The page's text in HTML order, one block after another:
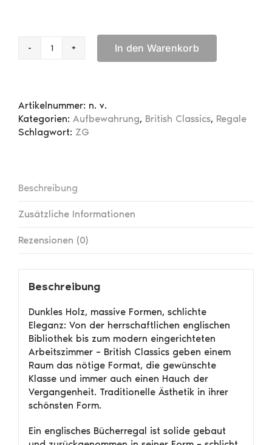
Regency
Schubladen
Menge
In den Warenkorb
Artikelnummer: n. v.
Kategorien: Aufbewahrung, British Classics, Regale
Schlagwort: ZG
Beschreibung
Zusätzliche Informationen
Rezensionen (0)
Beschreibung
Dunkles Holz, massive Formen, schlichte
Eleganz: Von der herrschaftlichen englischen
Bibliothek bis zum modern eingerichteten
Arbeitszimmer – British Classics geben einem
Raum das nötige Format, die gewünschte
Klasse und immer auch einen Hauch der
Vergangenheit. Traditionelle Ästhetik in ihrer
schönsten Form.
Ein englisches Bücherregal ist solide gebaut